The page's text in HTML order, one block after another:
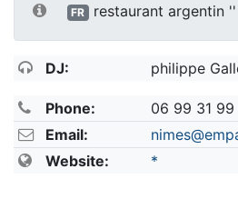
FR restaurant argentin
DJ: philippe
Phone:
06 99 31 99
Email:
Website:
*